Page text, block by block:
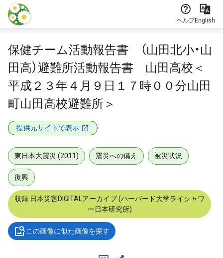
本文に飛ぶ
ヘルプEnglish
保健チーム活動報告書 （山田北小・山
田高）避難所活動報告書 山田高校＜
平成２３年４月９日１７時００分山田
町山田高校避難所＞
提供元サイトで表示
東日本大震災 (2011) 震災への備え 被災状況
復興
収録:日本災害DIGITALアーカイブ (ハーバード大学ライシャワ
ー日本研究所)
この画像に似た画像を探す